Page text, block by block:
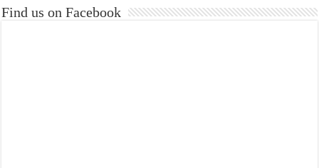
Find us on Facebook